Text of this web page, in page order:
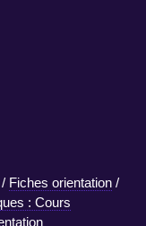
/ Fiches orientation /
: Cours